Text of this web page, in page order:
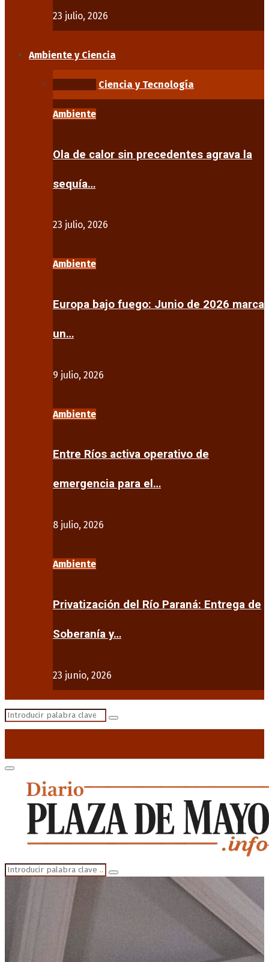
23 julio, 2026
Ambiente y Ciencia
Ciencia y Tecnología
Ambiente
Ola de calor sin precedentes agrava la
sequía…
23 julio, 2026
Ambiente
Europa bajo fuego: Junio de 2026 marca
un…
9 julio, 2026
Ambiente
Entre Ríos activa operativo de
emergencia para el…
8 julio, 2026
Ambiente
Privatización del Río Paraná: Entrega de
Soberanía y…
23 junio, 2026
Search
Search
Primary
Menu
Search
for:
Search